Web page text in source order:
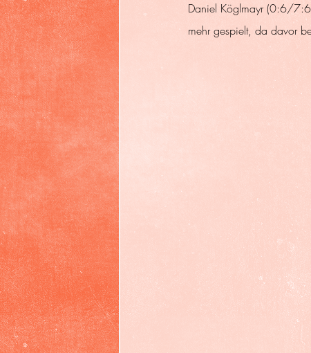
Daniel Köglmayr (0:6/
mehr gespielt, da davor